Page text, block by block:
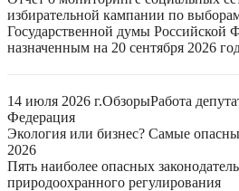
избирательной кампании по
Государственной думы Российской
назначенным на 20 сентября 2026
14 июля 2026 г.ОбзорыРабота
Федерация
Экология или бизнес? Самые
2026
Пять наиболее опасных
природоохранного регулирования